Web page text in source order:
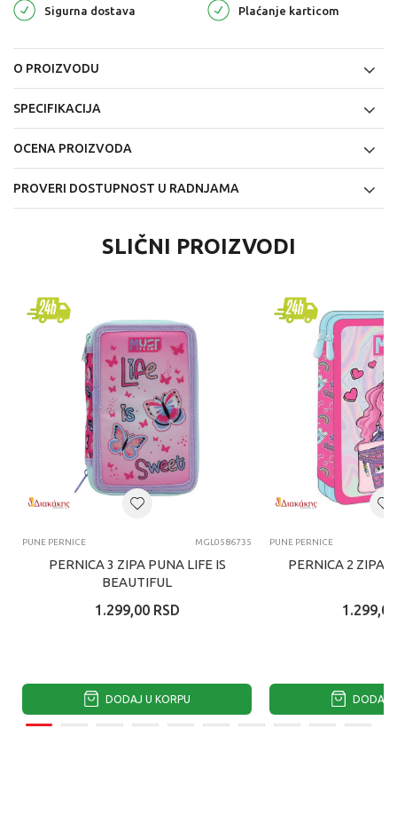
Sigurna dostava Plaćanje karticom
O PROIZVODU
SPECIFIKACIJA
OCENA PROIZVODA
PROVERI DOSTUPNOST U RADNJAMA
SLIČNI PROIZVODI
PUNE PERNICE MGL0586735
PERNICA 3 ZIPA PUNA LIFE IS
BEAUTIFUL
1.299,00 RSD
DODAJ U KORPU
PUNE PERNICE
PERNICA 2 ZIPA
1.299,00
DODAJ